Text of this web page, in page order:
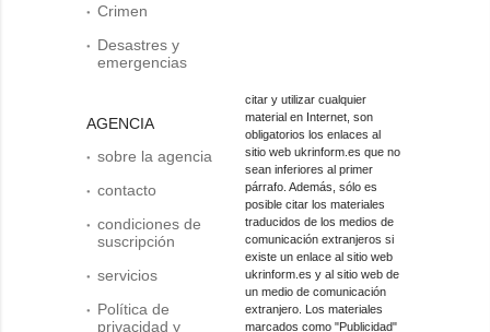
Crimen
Desastres y
emergencias
AGENCIA
sobre la agencia
contacto
condiciones de
suscripción
servicios
Política de
privacidad y
citar y utilizar cualquier
material en Internet, son
obligatorios los enlaces al
sitio web ukrinform.es que no
sean inferiores al primer
párrafo. Además, sólo es
posible citar los materiales
traducidos de los medios de
comunicación extranjeros si
existe un enlace al sitio web
ukrinform.es y al sitio web de
un medio de comunicación
extranjero. Los materiales
marcados como "Publicidad"